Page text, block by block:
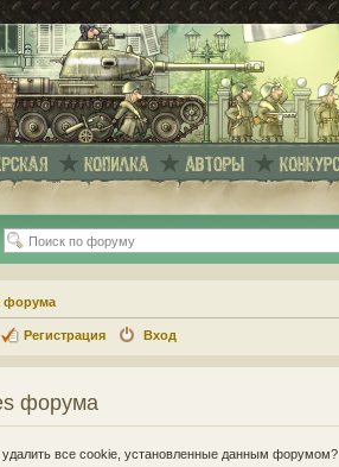
форума
Регистрация Вход
форума
удалить все cookie, установленные данным форумом?